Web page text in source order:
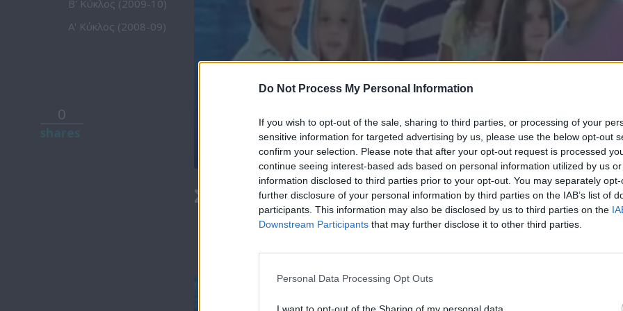
Do Not Process My Personal Information
If you wish to opt-out of the sale, sharing to third parties, or processing of your
sensitive information for targeted advertising by us, please use the below opt-out
confirm your selection. Please note that after your opt-out request is processed
continue seeing interest-based ads based on personal information utilized by us
information disclosed to third parties prior to your opt-out. You may separately
further disclosure of your personal information by third parties on the IAB’s list of
participants. This information may also be disclosed by us to third parties on the
Downstream Participants that may further disclose it to other third parties.
Personal Data Processing Opt Outs
I want to opt-out of the Sharing of my personal data.
Β' Κύκλος (2009-10)
Α' Κύκλος (2008-09)
0
Σε Φόντο Κόκκινο Δ' (2011-12) Επ.157